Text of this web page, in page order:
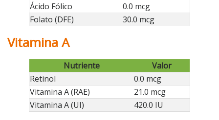
Ácido Fólico
0.0 mcg
Folato (DFE)
30.0 mcg
Vitamina A
Nutriente
Valor
Retinol
0.0 mcg
Vitamina A (RAE)
21.0 mcg
Vitamina A (UI)
420.0 IU